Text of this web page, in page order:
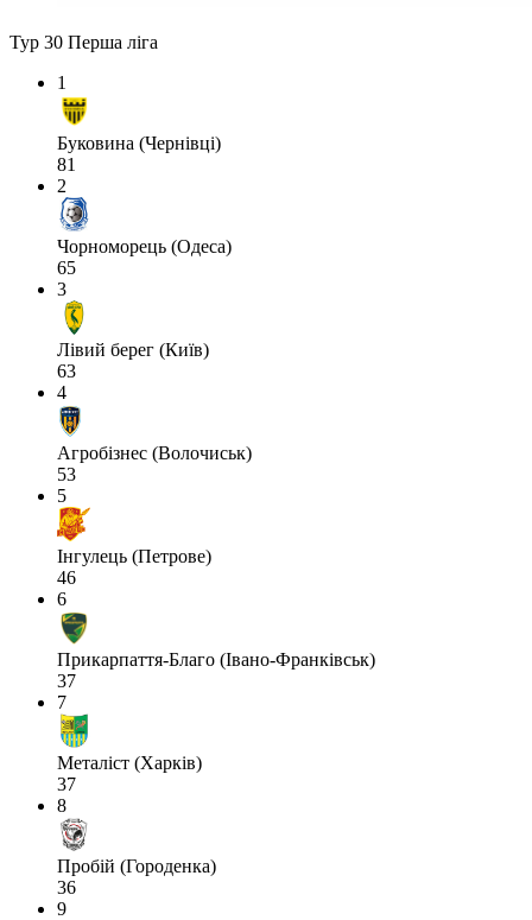
Тур 30 Перша ліга
1
Буковина (Чернівці)
81
2
Чорноморець (Одеса)
65
3
Лівий берег (Київ)
63
4
Агробізнес (Волочиськ)
53
5
Інгулець (Петрове)
46
6
Прикарпаття-Благо (Івано-Франківськ)
37
7
Металіст (Харків)
37
8
Пробій (Городенка)
36
9